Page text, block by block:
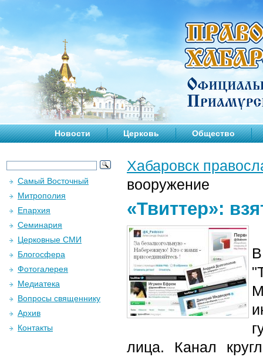
Новости Церковь Общество
Хабаровск
вооружение
«Твиттер»:
лица. Канал
Самый Восточный
Митрополия
Епархия
Семинария
Церковные СМИ
Блогосфера
Фотогалерея
Медиатека
Вопросы священнику
Архив
Контакты